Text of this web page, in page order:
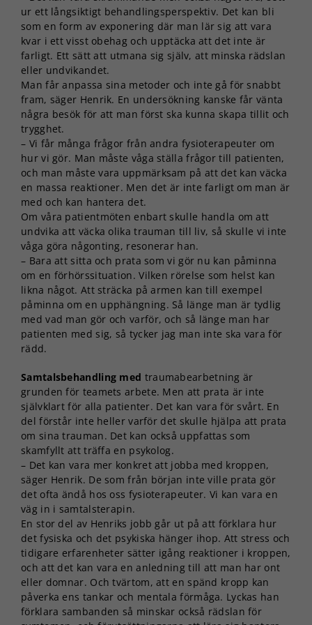
ur ett långsiktigt behandlingsperspektiv. Det kan bli
som en form av exponering där man lär sig att vara
kvar i ett visst obehag och upptäcka att det inte är
farligt. Ett sätt att utmana sig själv, att minska rädslan
eller undvikandet.
Man får anpassa sina metoder och inte gå för snabbt
fram, säger Henrik. En undersökning kanske får vänta
några besök för att man först ska kunna skapa tillit och
trygghet.
– Vi får många frågor från andra fysioterapeuter om
hur vi gör. Man måste våga ställa frågor till patienten,
och man måste vara uppmärksam på att det kan väcka
en massa reaktioner. Men det är inte farligt om man är
med och kan hantera det.
Om våra patientmöten enbart skulle handla om att
undvika att väcka olika trauman till liv, så skulle vi inte
våga göra någonting, resonerar han.
– Bara att sitta och prata som vi gör nu kan påminna
om en förhörssituation. Vilken rörelse som helst kan
likna något. Att sträcka på armen kan till exempel
påminna om en upphängning. Så länge man är tydlig
med vad man gör och varför, och så länge man har
patienten med sig, så tycker jag man inte ska vara för
rädd.
Samtalsbehandling med traumabearbetning är
grunden för teamets arbete. Men att prata är inte
självklart för alla patienter. Det kan vara för svårt. En
del förstår inte heller varför det skulle hjälpa att prata
om sina trauman. Det kan också uppfattas som
skamfyllt att träffa en psykolog.
– Det kan vara mer konkret att jobba med kroppen,
säger Henrik. De som från början inte ville prata gör
det ofta ändå hos oss fysioterapeuter. Vi kan vara en
väg in i samtalsterapin.
En stor del av Henriks jobb går ut på att förklara hur
det fysiska och det psykiska hänger ihop. Att stress och
tidigare erfarenheter sätter igång reaktioner i kroppen,
och att det kan vara en anledning till att man har ont
eller domnar. Och tvärtom, att en spänd kropp kan
påverka ens tankar och mentala förmåga. Lyckas han
förklara sambanden så minskar också rädslan för